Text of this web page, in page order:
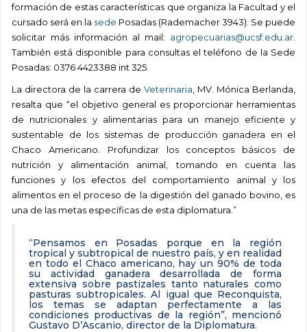
formación de estas características que organiza la Facultad y el
cursado será en la sede Posadas (Rademacher3943). Se puede
solicitar más información al mail: agropecuarias@ucsf.edu.ar
También está disponible para consultas elteléfono de la Sede
Posadas: 0376 4423388 int 325
La directora de la carrera de Veterinaria , MV. Mónica Berlanda,
resalta que “el objetivo general es proporcionar herramientas
de nutricionales y alimentarias para un manejo eficiente y
sustentable de los sistemas de producción ganadera en el
Chaco Americano. Profundizar los conceptos básicos de
nutrición y alimentación animal, tomando en cuenta las
funciones y los efectos del comportamiento animal y los
alimentos en el proceso de la digestión del ganado bovino, es
una de las metas específicas de esta diplomatura.”
“Pensamos en Posadas porque en la región
tropical y subtropical de nuestro país, y en realidad
en todo el Chaco americano, hay un 90% de toda
su actividad ganadera desarrollada de forma
extensiva sobre pastizales tanto naturales como
pasturas subtropicales. Al igual que Reconquista,
los temas se adaptan perfectamente a las
condiciones productivas de la región”, mencionó
Gustavo D’Ascanio, director de la Diplomatura.